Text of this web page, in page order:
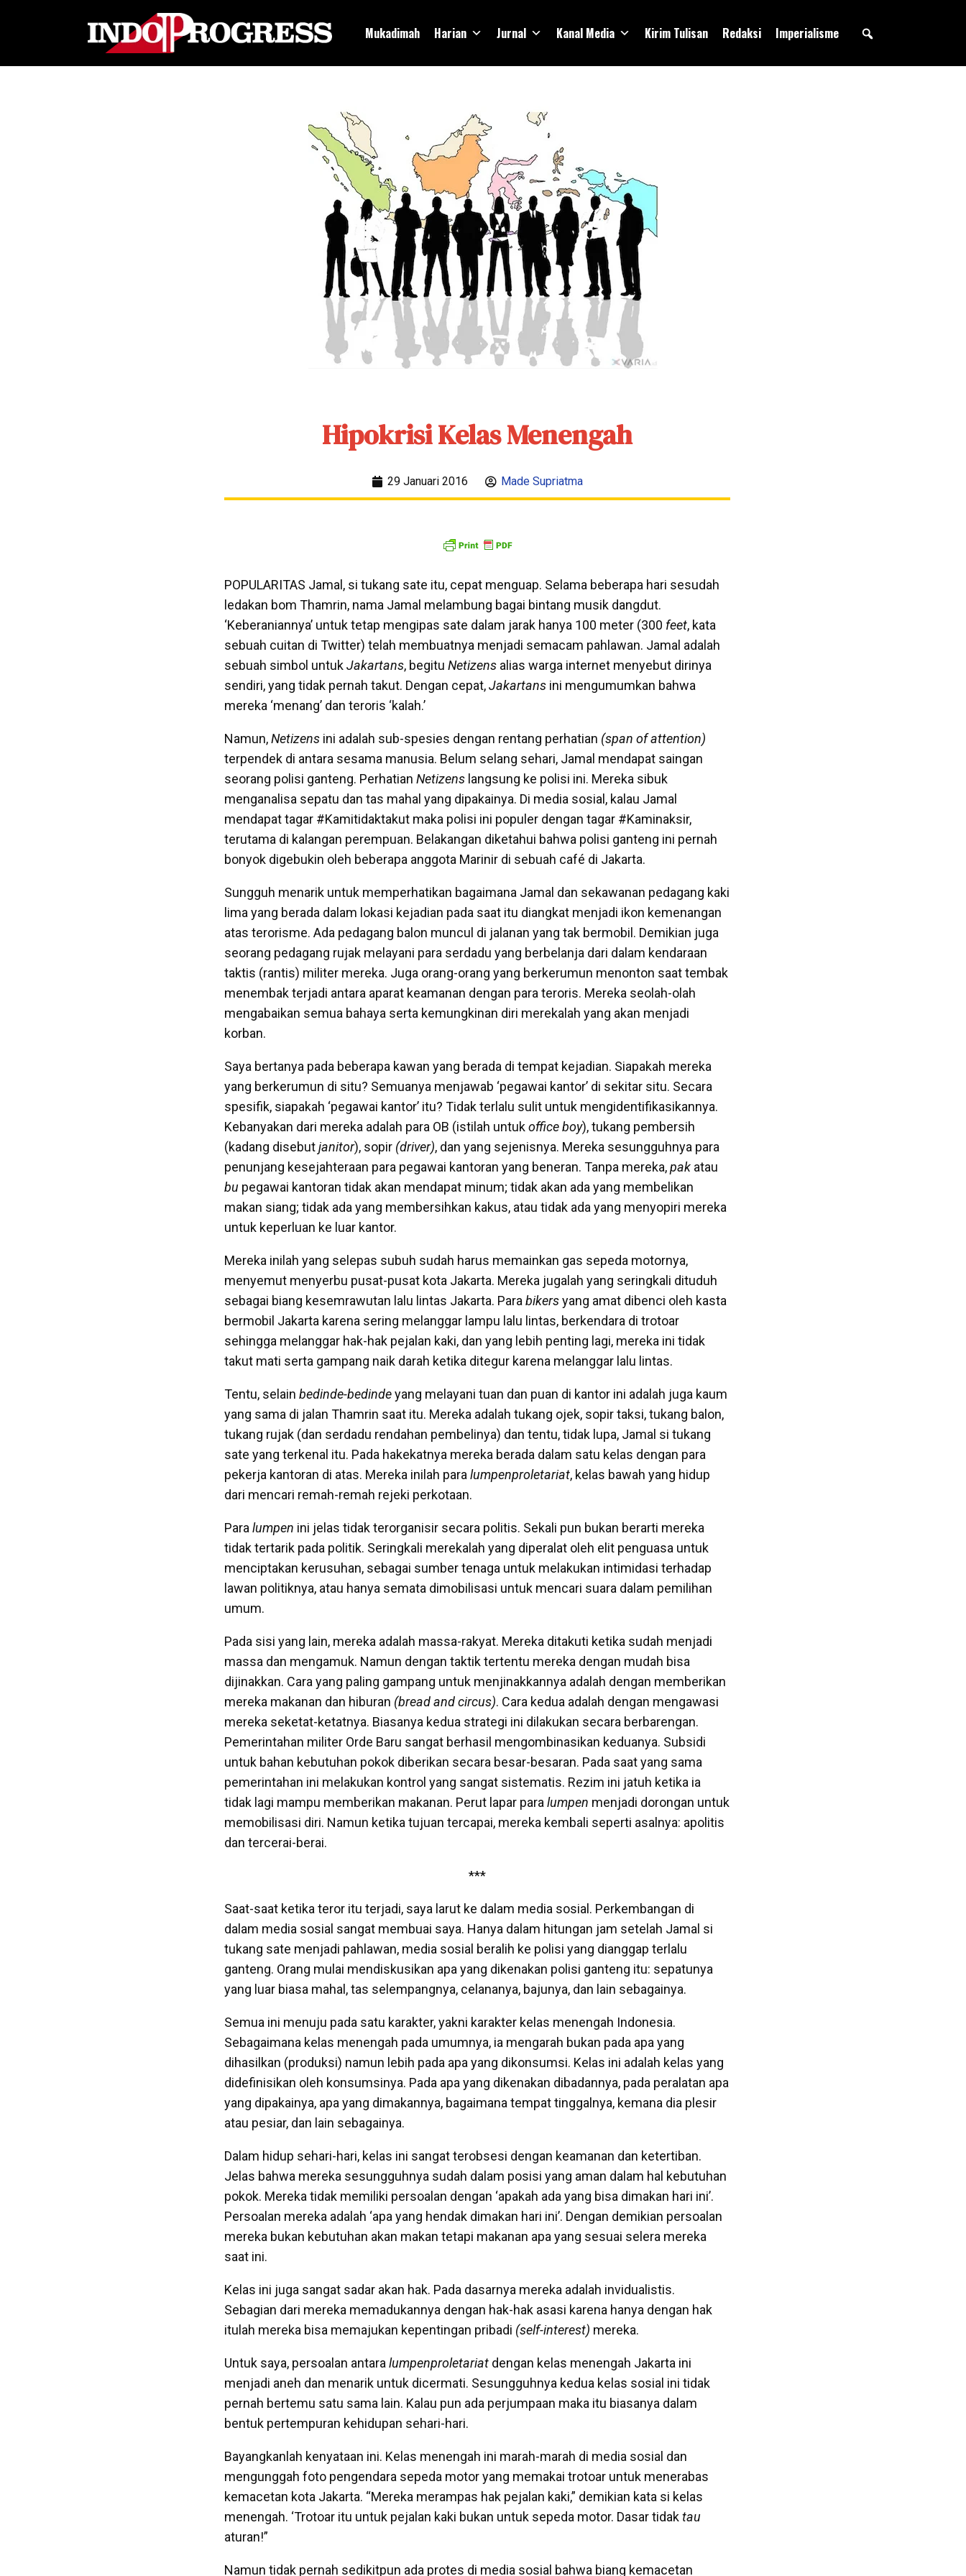
Mukadimah Harian Jurnal Kanal Media Kirim Tulisan Redaksi Imperialisme
Hipokrisi Kelas Menengah
29 Januari 2016 Made Supriatma
POPULARITAS Jamal, si tukang sate itu, cepat menguap. Selama beberapa hari sesudah
ledakan bom Thamrin, nama Jamal melambung bagai bintang musik dangdut.
‘Keberaniannya’ untuk tetap mengipas sate dalam jarak hanya 100 meter (300 feet, kata
sebuah cuitan di Twitter) telah membuatnya menjadi semacam pahlawan. Jamal adalah
sebuah simbol untukJakartans, begitu Netizens alias warga internet menyebut dirinya
sendiri, yang tidak pernah takut. Dengan cepat,Jakartans ini mengumumkan bahwa
mereka ‘menang’ dan teroris ‘kalah.’
Namun,Netizens ini adalah sub-spesies dengan rentang perhatian (span of attention)
terpendek di antara sesama manusia. Belum selang sehari, Jamal mendapat saingan
seorang polisi ganteng. Perhatian Netizens langsung ke polisi ini. Mereka sibuk
menganalisa sepatu dan tas mahal yang dipakainya. Di media sosial, kalau Jamal
mendapat tagar #Kamitidaktakut maka polisi ini populer dengan tagar #Kaminaksir,
terutama di kalangan perempuan. Belakangan diketahui bahwa polisi ganteng ini pernah
bonyok digebukin oleh beberapa anggota Marinir di sebuah café di Jakarta.
Sungguh menarik untuk memperhatikan bagaimana Jamal dan sekawanan pedagang kaki
lima yang berada dalam lokasi kejadian pada saat itu diangkat menjadi ikon kemenangan
atas terorisme. Ada pedagang balon muncul di jalanan yang tak bermobil. Demikian juga
seorang pedagang rujak melayani para serdadu yang berbelanja dari dalam kendaraan
taktis (rantis) militer mereka. Juga orang-orang yang berkerumun menonton saat tembak
menembak terjadi antara aparat keamanan dengan para teroris. Mereka seolah-olah
mengabaikan semua bahaya serta kemungkinan diri merekalah yang akan menjadi
korban.
Saya bertanya pada beberapa kawan yang berada di tempat kejadian. Siapakah mereka
yang berkerumun di situ? Semuanya menjawab ‘pegawai kantor’ di sekitar situ. Secara
spesifik, siapakah ‘pegawai kantor’ itu? Tidak terlalu sulit untuk mengidentifikasikannya.
Kebanyakan dari mereka adalah para OB (istilah untukoffice boy), tukang pembersih
(kadang disebutjanitor), sopir (driver), dan yang sejenisnya. Mereka sesungguhnya para
penunjang kesejahteraan para pegawai kantoran yang beneran. Tanpa mereka,pak atau
bu pegawai kantoran tidak akan mendapat minum; tidak akan ada yang membelikan
makan siang; tidak ada yang membersihkan kakus, atau tidak ada yang menyopiri mereka
untuk keperluan ke luar kantor.
Mereka inilah yang selepas subuh sudah harus memainkan gas sepeda motornya,
menyemut menyerbu pusat-pusat kota Jakarta. Mereka jugalah yang seringkali dituduh
sebagai biang kesemrawutan lalu lintas Jakarta. Para bikersyang amat dibenci oleh kasta
bermobil Jakarta karena sering melanggar lampu lalu lintas, berkendara di trotoar
sehingga melanggar hak-hak pejalan kaki, dan yang lebih penting lagi, mereka ini tidak
takut mati serta gampang naik darah ketika ditegur karena melanggar lalu lintas.
Tentu, selain bedinde-bedindeyang melayani tuan dan puan di kantor ini adalah juga kaum
yang sama di jalan Thamrin saat itu. Mereka adalah tukang ojek, sopir taksi, tukang balon,
tukang rujak (dan serdadu rendahan pembelinya) dan tentu, tidak lupa, Jamal si tukang
sate yang terkenal itu. Pada hakekatnya mereka berada dalam satu kelas dengan para
pekerja kantoran di atas. Mereka inilah para lumpenproletariat, kelas bawah yang hidup
dari mencari remah-remah rejeki perkotaan.
Para lumpen ini jelas tidak terorganisir secara politis. Sekali pun bukan berarti mereka
tidak tertarik pada politik. Seringkali merekalah yang diperalat oleh elit penguasa untuk
menciptakan kerusuhan, sebagai sumber tenaga untuk melakukan intimidasi terhadap
lawan politiknya, atau hanya semata dimobilisasi untuk mencari suara dalam pemilihan
umum.
Pada sisi yang lain, mereka adalah massa-rakyat. Mereka ditakuti ketika sudah menjadi
massa dan mengamuk. Namun dengan taktik tertentu mereka dengan mudah bisa
dijinakkan. Cara yang paling gampang untuk menjinakkannya adalah dengan memberikan
mereka makanan dan hiburan (bread and circus). Cara kedua adalah dengan mengawasi
mereka seketat-ketatnya. Biasanya kedua strategi ini dilakukan secara berbarengan.
Pemerintahan militer Orde Baru sangat berhasil mengombinasikan keduanya. Subsidi
untuk bahan kebutuhan pokok diberikan secara besar-besaran. Pada saat yang sama
pemerintahan ini melakukan kontrol yang sangat sistematis. Rezim ini jatuh ketika ia
tidak lagi mampu memberikan makanan. Perut lapar para lumpen menjadi dorongan untuk
memobilisasi diri. Namun ketika tujuan tercapai, mereka kembali seperti asalnya: apolitis
dan tercerai-berai.
***
Saat-saat ketika teror itu terjadi, saya larut ke dalam media sosial. Perkembangan di
dalam media sosial sangat membuai saya. Hanya dalam hitungan jam setelah Jamal si
tukang sate menjadi pahlawan, media sosial beralih ke polisi yang dianggap terlalu
ganteng. Orang mulai mendiskusikan apa yang dikenakan polisi ganteng itu: sepatunya
yang luar biasa mahal, tas selempangnya, celananya, bajunya, dan lain sebagainya.
Semua ini menuju pada satu karakter, yakni karakter kelas menengah Indonesia.
Sebagaimana kelas menengah pada umumnya, ia mengarah bukan pada apa yang
dihasilkan (produksi) namun lebih pada apa yang dikonsumsi. Kelas ini adalah kelas yang
didefinisikan oleh konsumsinya. Pada apa yang dikenakan dibadannya, pada peralatan apa
yang dipakainya, apa yang dimakannya, bagaimana tempat tinggalnya, kemana dia plesir
atau pesiar, dan lain sebagainya.
Dalam hidup sehari-hari, kelas ini sangat terobsesi dengan keamanan dan ketertiban.
Jelas bahwa mereka sesungguhnya sudah dalam posisi yang aman dalam hal kebutuhan
pokok. Mereka tidak memiliki persoalan dengan ‘apakah ada yang bisa dimakan hari ini’.
Persoalan mereka adalah ‘apa yang hendak dimakan hari ini’. Dengan demikian persoalan
mereka bukan kebutuhan akan makan tetapi makanan apa yang sesuai selera mereka
saat ini.
Kelas ini juga sangat sadar akan hak. Pada dasarnya mereka adalah invidualistis.
Sebagian dari mereka memadukannya dengan hak-hak asasi karena hanya dengan hak
itulah mereka bisa memajukan kepentingan pribadi (self-interest) mereka.
Untuk saya, persoalan antara lumpenproletariat dengan kelas menengah Jakarta ini
menjadi aneh dan menarik untuk dicermati. Sesungguhnya kedua kelas sosial ini tidak
pernah bertemu satu sama lain. Kalau pun ada perjumpaan maka itu biasanya dalam
bentuk pertempuran kehidupan sehari-hari.
Bayangkanlah kenyataan ini. Kelas menengah ini marah-marah di media sosial dan
mengunggah foto pengendara sepeda motor yang memakai trotoar untuk menerabas
kemacetan kota Jakarta. “Mereka merampas hak pejalan kaki,” demikian kata si kelas
menengah. ‘Trotoar itu untuk pejalan kaki bukan untuk sepeda motor. Dasar tidaktau
aturan!”
Namun tidak pernah sedikitpun ada protes di media sosial bahwa biang kemacetan